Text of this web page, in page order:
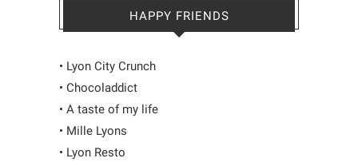
HAPPY FRIENDS
• Lyon City Crunch
• Chocoladdict
• A taste of my life
• Mille Lyons
• Lyon Resto